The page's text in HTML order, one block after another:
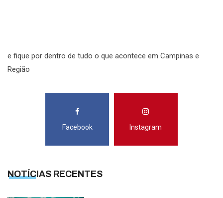
e fique por dentro de tudo o que acontece em Campinas e
Região
Facebook Instagram
NOTÍCIAS RECENTES